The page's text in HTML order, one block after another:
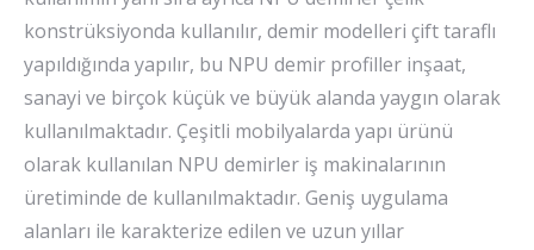
konstrüksiyonda kullanılır, demir modelleri çift taraflı
yapıldığında yapılır, bu NPU demir profiller inşaat,
sanayi ve birçok küçük ve büyük alanda yaygın olarak
kullanılmaktadır. Çeşitli mobilyalarda yapı ürünü
olarak kullanılan NPU demirler iş makinalarının
üretiminde de kullanılmaktadır. Geniş uygulama
alanları ile karakterize edilen ve uzun yıllar